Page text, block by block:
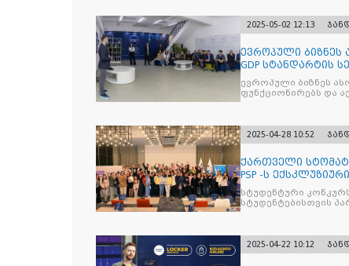
2025-05-02 12:13
ევროპული ბიზნეს
GDP სტანდარტის
ევროპული ბიზნეს
2025-04-28 10:52
ქართველი
PSP -ს
Curasept-
სტუდენტური
სტუდენტებისთვის
2025-04-22 10:12